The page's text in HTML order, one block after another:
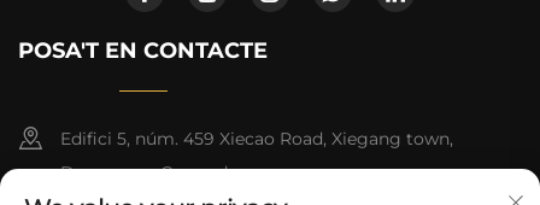
POSA'T EN CONTACTE
Edifici 5, núm. 459 Xiecao Road, Xiegang town,
Dongguan, Guangdong